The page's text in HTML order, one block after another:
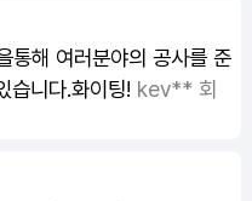
통해 여러분야의 공사를 준
습니다.화이팅! kev** 회